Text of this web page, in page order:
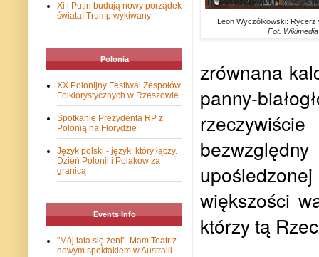
Leon Wyczółkowski:
Fot.
zrównana
panny-
większości
którzy tą
Xi i Putin budują nowy porządek
świata! Trump wykiwany
Polonia
XX Polonijny Festiwal Zespołów
Folklorystycznych w Rzeszowie
Spotkanie Prezydenta RP z
Polonią na Florydzie
Język polski - język, który łączy.
Dzień Polonii i Polaków za
granicą
Events Info
"Mój tata się żeni". Mam Teatr z
nowym spektaklem w Australii